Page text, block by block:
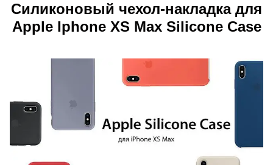
Силиконовый чехол-накладка для
Apple Iphone XS Max Silicone Case